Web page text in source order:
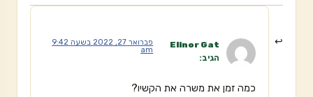
Elinor Gat
הגיב:
פברואר 27, 2022 בשעה 9:42
am
כמה זמן את משרה את הקשיו?